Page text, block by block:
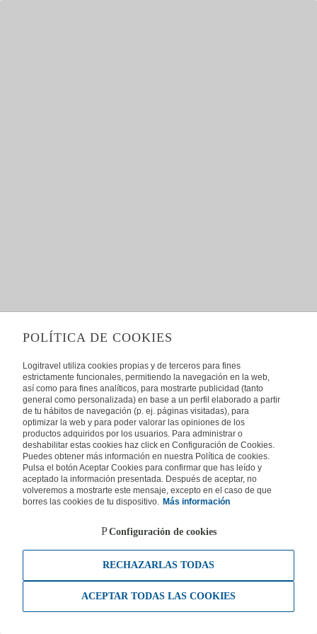
POLÍTICA DE COOKIES
Logitravel utiliza cookies propias y de terceros para fines
estrictamente funcionales, permitiendo la navegación en la web,
así como para fines analíticos, para mostrarte publicidad (tanto
general como personalizada) en base a un perfil elaborado a partir
de tu hábitos de navegación (p. ej. páginas visitadas), para
optimizar la web y para poder valorar las opiniones de los
productos adquiridos por los usuarios. Para administrar o
deshabilitar estas cookies haz click en Configuración de Cookies.
Puedes obtener más información en nuestra Política de cookies.
Pulsa el botón Aceptar Cookies para confirmar que has leído y
aceptado la información presentada. Después de aceptar, no
volveremos a mostrarte este mensaje, excepto en el caso de que
borres las cookies de tu dispositivo. Más información
Configuración de cookies
RECHAZARLAS TODAS
ACEPTAR TODAS LAS COOKIES